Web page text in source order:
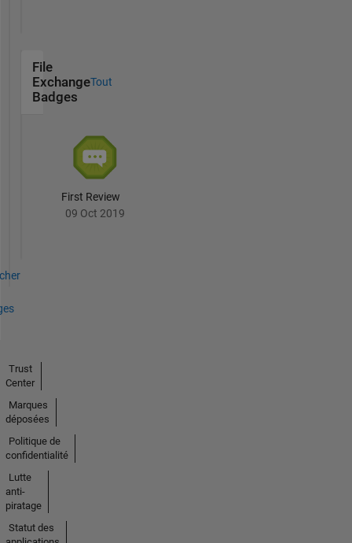
File
Exchange
Badges
Tout
First Review
09 Oct 2019
Trust
Center
Marques
déposées
Politique de
confidentialité
Lutte
anti-
piratage
Statut des